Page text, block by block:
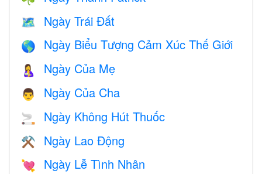
🗺️ Ngày Trái Đất
🌎 Ngày Biểu Tượng Cảm Xúc Thế Giới
🤱 Ngày Của Mẹ
👨 Ngày Của Cha
🚬 Ngày Không Hút Thuốc
⚒️ Ngày Lao Động
💘 Ngày Lễ Tình Nhân